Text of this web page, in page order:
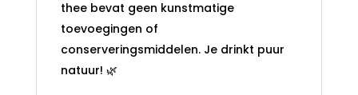
thee bevat geen kunstmatige
toevoegingen of
conserveringsmiddelen. Je drinkt puur
natuur! 🌿